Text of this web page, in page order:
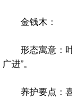
金钱木：
形态寓意：叶
广进”。
养护要点：喜